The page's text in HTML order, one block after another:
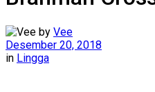
by Vee
Desember 20, 2018
in Lingga